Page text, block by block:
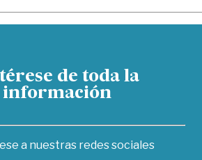
de toda la
información
a nuestras redes sociales